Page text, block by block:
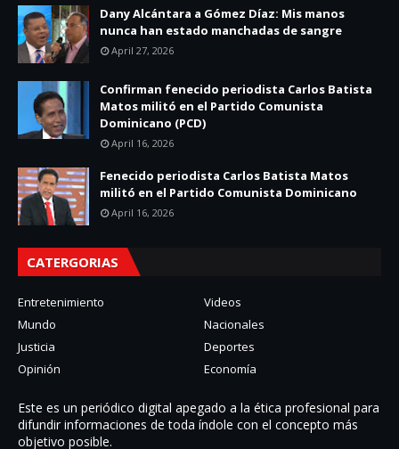
Dany Alcántara a Gómez Díaz: Mis manos
nunca han estado manchadas de sangre
April 27, 2026
Confirman fenecido periodista Carlos Batista
Matos militó en el Partido Comunista
Dominicano (PCD)
April 16, 2026
Fenecido periodista Carlos Batista Matos
militó en el Partido Comunista Dominicano
April 16, 2026
CATERGORIAS
Entretenimiento
Videos
Mundo
Nacionales
Justicia
Deportes
Opinión
Economía
Este es un periódico digital apegado a la ética profesional para
difundir informaciones de toda í­ndole con el concepto más
objetivo posible.